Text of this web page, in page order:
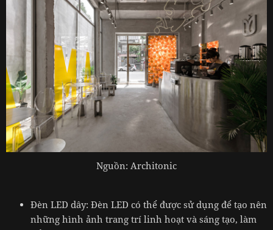
Nguồn: Architonic
Đèn LED dây: Đèn LED có thể được sử dụng để tạo nên
những hình ảnh trang trí linh hoạt và sáng tạo, làm